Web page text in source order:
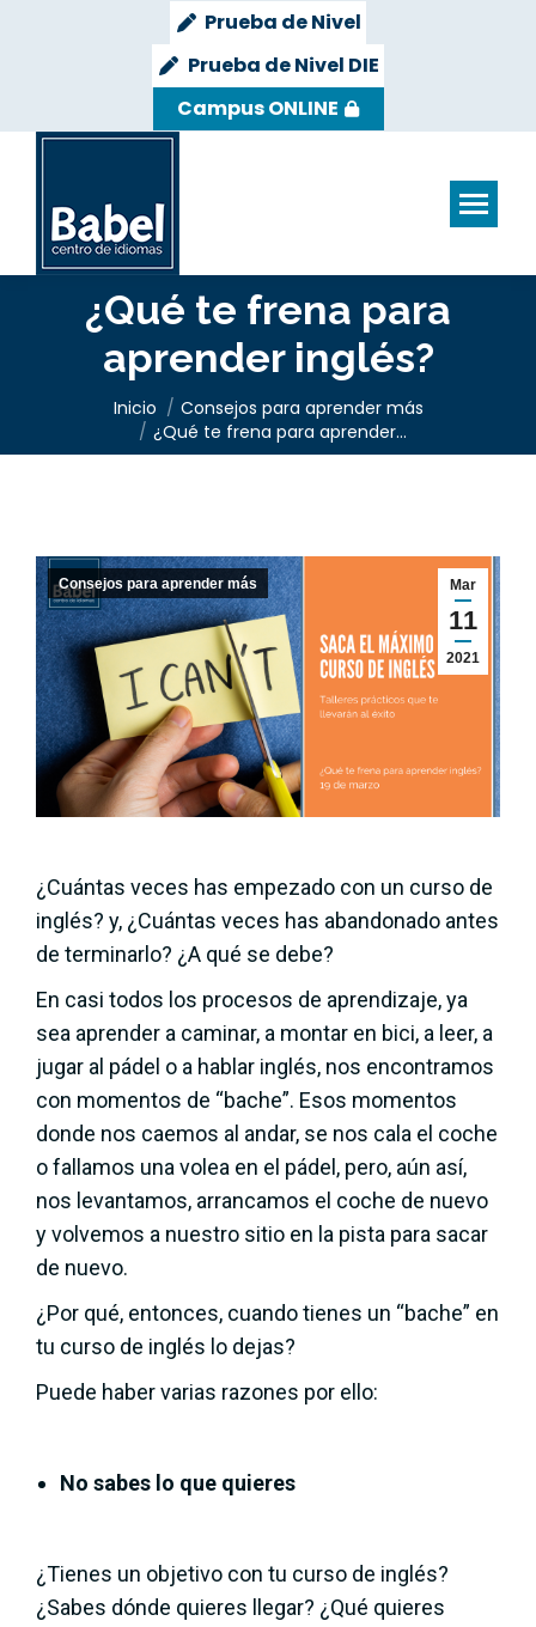
Prueba de Nivel
Prueba de Nivel DIE
Campus ONLINE
¿Qué te frena para
aprender inglés?
Estás aquí:Inicio
Consejos para aprender más
¿Qué te frena para aprender…
Mar
11
2021
Consejos para aprender más
¿Cuántas veces has empezado con un curso de
inglés? y, ¿Cuántas veces has abandonado antes
de terminarlo? ¿A qué se debe?
En casi todos los procesos de aprendizaje, ya
sea aprender a caminar, a montar en bici, a leer, a
jugar al pádel o a hablar inglés, nos encontramos
con momentos de “bache”. Esos momentos
donde nos caemos al andar, se nos cala el coche
o fallamos una volea en el pádel, pero, aún así,
nos levantamos, arrancamos el coche de nuevo
y volvemos a nuestro sitio en la pista para sacar
de nuevo.
¿Por qué, entonces, cuando tienes un “bache” en
tu curso de inglés lo dejas?
Puede haber varias razones por ello:
No sabes lo que quieres
¿Tienes un objetivo con tu curso de inglés?
¿Sabes dónde quieres llegar? ¿Qué quieres